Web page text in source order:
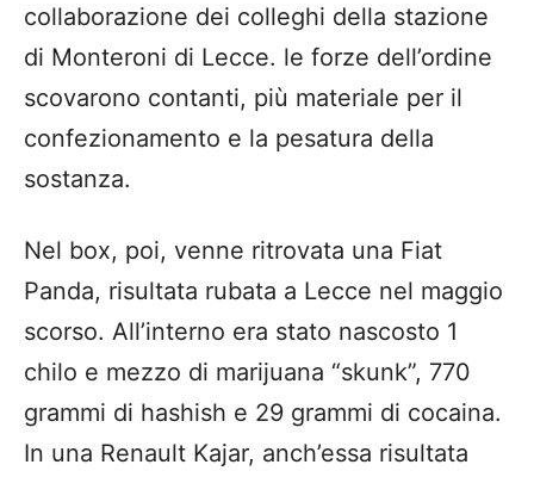
collaborazione dei colleghi della stazione
di Monteroni di Lecce. le forze dell’ordine
scovarono contanti, più materiale per il
confezionamento e la pesatura della
sostanza.
Nel box, poi, venne ritrovata una Fiat
Panda, risultata rubata a Lecce nel maggio
scorso. All’interno era stato nascosto 1
chilo e mezzo di marijuana “skunk”, 770
grammi di hashish e 29 grammi di cocaina.
In una Renault Kajar, anch’essa risultata